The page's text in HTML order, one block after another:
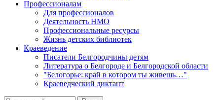
Профессионалам
Для профессионалов
Деятельность НМО
Профессиональные ресурсы
Жизнь детских библиотек
Краеведение
Писатели Белгородчины детям
Литература о Белгороде и Белгородской области
"Белогорье: край в котором ты живешь…"
Краеведческий диктант